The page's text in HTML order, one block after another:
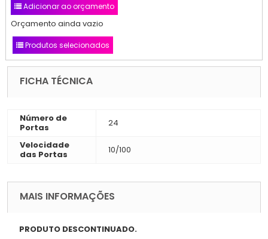
Adicionar ao orçamento
Orçamento ainda vazio
Produtos selecionados
FICHA TÉCNICA
Número de
Portas
24
Velocidade
das Portas
10/100
MAIS INFORMAÇÕES
PRODUTO DESCONTINUADO.